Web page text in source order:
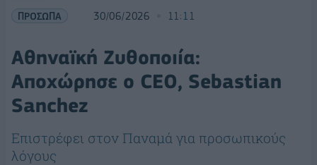
ΠΡΟΣΩΠΑ 30/06/2026 11:11
Αθηναϊκή Ζυθοποιία:
Αποχώρησε ο CEO, Sebastian
Sanchez
Eπιστρέφει στον Παναμά για προσωπικούς
λόγους